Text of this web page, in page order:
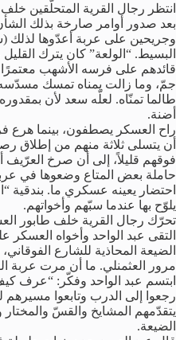
انتظر رجال القرية المتحلّقين
بعد صدور أوامر صارخة بذلك
وجريحين على عربة أعدّوها
البسيط. “الولعة” كان يترك
قائدهم على فرسه الأشهب
جمّ، وما زالت يمناه تمسك مسدّسه
طالما تمنّاه. لعلّه سعد لأن
أضنة.
راح العسكر يصطفون، بينما هرع
أن يتسلى ثلاثة منهم من إطلاق
فوقهم قليلاً، إلى أن صرخ
حاملة بعض المتاع وضعوها في
احتضار يعينه عسكري ما. بندقية
يلوّح بها عندما سبّهم وأخواتهم.
تحرّك رجال القرية خلف طابور
التقى عبد الواحد وأخواه العسكر
الضيعة المحاذية للشارع الفوقاني،
مرور العثمنلي. ما أن مرت عربة
ابتسم عبد الواحد وفكّر: “عرف
رجعوا إلى الدرب وتابعوا مسيرهم
يتقدّمهم المشايخ والقسّ والمختار
الضيعة.